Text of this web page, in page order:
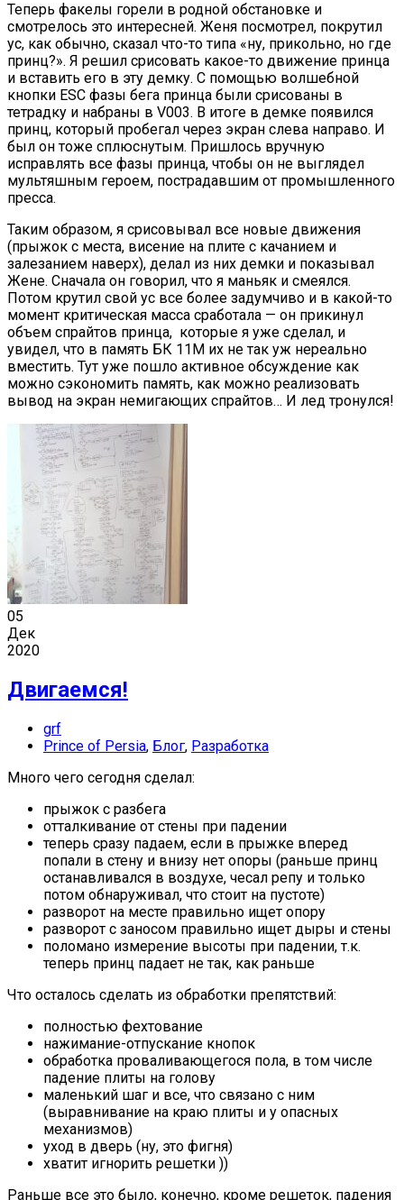
Теперь факелы горели в родной обстановке и
смотрелось это интересней. Женя посмотрел, покрутил
ус, как обычно, сказал что-то типа «ну, прикольно, но где
принц?». Я решил срисовать какое-то движение принца
и вставить его в эту демку. С помощью волшебной
кнопки ESC фазы бега принца были срисованы в
тетрадку и набраны в V003. В итоге в демке появился
принц, который пробегал через экран слева направо. И
был он тоже сплюснутым. Пришлось вручную
исправлять все фазы принца, чтобы он не выглядел
мультяшным героем, пострадавшим от промышленного
пресса.
Таким образом, я срисовывал все новые движения
(прыжок с места, висение на плите с качанием и
залезанием наверх), делал из них демки и показывал
Жене. Сначала он говорил, что я маньяк и смеялся.
Потом крутил свой ус все более задумчиво и в какой-то
момент критическая масса сработала — он прикинул
объем спрайтов принца, которые я уже сделал, и
увидел, что в память БК 11М их не так уж нереально
вместить. Тут уже пошло активное обсуждение как
можно сэкономить память, как можно реализовать
вывод на экран немигающих спрайтов… И лед тронулся!
05
Дек
2020
Двигаемся!
grf
Prince of Persia, Блог, Разработка
Много чего сегодня сделал:
прыжок с разбега
отталкивание от стены при падении
теперь сразу падаем, если в прыжке вперед
попали в стену и внизу нет опоры (раньше принц
останавливался в воздухе, чесал репу и только
потом обнаруживал, что стоит на пустоте)
разворот на месте правильно ищет опору
разворот с заносом правильно ищет дыры и стены
поломано измерение высоты при падении, т.к.
теперь принц падает не так, как раньше
Что осталось сделать из обработки препятствий:
полностью фехтование
нажимание-отпускание кнопок
обработка проваливающегося пола, в том числе
падение плиты на голову
маленький шаг и все, что связано с ним
(выравнивание на краю плиты и у опасных
механизмов)
уход в дверь (ну, это фигня)
хватит игнорить решетки ))
Раньше все это было, конечно, кроме решеток, падения